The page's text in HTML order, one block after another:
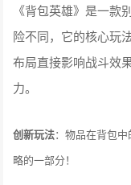
《背包英雄》是一款
险不同，它的核心
布局直接影响战斗效
力。
创新玩法：物品在背包
略的一部分！